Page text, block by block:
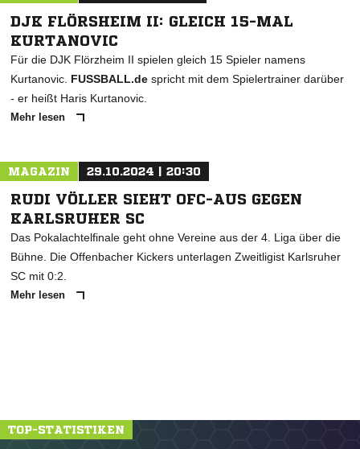
DJK FLÖRSHEIM II: GLEICH 15-MAL
KURTANOVIC
Für die DJK Flörzheim II spielen gleich 15 Spieler namens
Kurtanovic. FUSSBALL.de spricht mit dem Spielertrainer darüber
- er heißt Haris Kurtanovic.
Mehr lesen
MAGAZIN 29.10.2024 | 20:30
RUDI VÖLLER SIEHT OFC-AUS GEGEN
KARLSRUHER SC
Das Pokalachtelfinale geht ohne Vereine aus der 4. Liga über die
Bühne. Die Offenbacher Kickers unterlagen Zweitligist Karlsruher
SC mit 0:2.
Mehr lesen
TOP-STATISTIKEN